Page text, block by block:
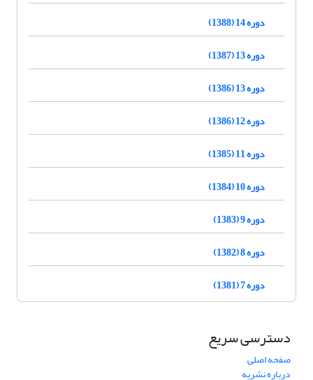
دوره 14 (1388)
دوره 13 (1387)
دوره 13 (1386)
دوره 12 (1386)
دوره 11 (1385)
دوره 10 (1384)
دوره 9 (1383)
دوره 8 (1382)
دوره 7 (1381)
دسترسی سریع
صفحه اصلی
درباره نشریه